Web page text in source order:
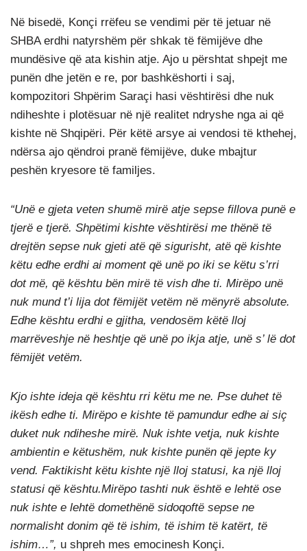
Në bisedë, Konçi rrëfeu se vendimi për të jetuar në
SHBA erdhi natyrshëm për shkak të fëmijëve dhe
mundësive që ata kishin atje. Ajo u përshtat shpejt me
punën dhe jetën e re, por bashkëshorti i saj,
kompozitori Shpërim Saraçi hasi vështirësi dhe nuk
ndiheshte i plotësuar në një realitet ndryshe nga ai që
kishte në Shqipëri. Për këtë arsye ai vendosi të kthehej,
ndërsa ajo qëndroi pranë fëmijëve, duke mbajtur
peshën kryesore të familjes.
“Unë e gjeta veten shumë mirë atje sepse fillova punë e
tjerë e tjerë. Shpëtimi kishte vështirësi me thënë të
drejtën sepse nuk gjeti atë që sigurisht, atë që kishte
këtu edhe erdhi ai moment që unë po iki se këtu s’rri
dot më, që kështu bën mirë të vish dhe ti. Mirëpo unë
nuk mund t’i lija dot fëmijët vetëm në mënyrë absolute.
Edhe kështu erdhi e gjitha, vendosëm këtë lloj
marrëveshje në heshtje që unë po ikja atje, unë s’ lë dot
fëmijët vetëm.
Kjo ishte ideja që kështu rri këtu me ne. Pse duhet të
ikësh edhe ti. Mirëpo e kishte të pamundur edhe ai siç
duket nuk ndiheshe mirë. Nuk ishte vetja, nuk kishte
ambientin e këtushëm, nuk kishte punën që jepte ky
vend. Faktikisht këtu kishte një lloj statusi, ka një lloj
statusi që kështu.Mirëpo tashti nuk është e lehtë ose
nuk ishte e lehtë domethënë sidoqoftë sepse ne
normalisht donim që të ishim, të ishim të katërt, të
ishim…”, u shpreh mes emocinesh Konçi.